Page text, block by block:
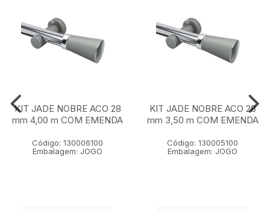
KIT JADE NOBRE ACO 28
mm 4,00 m COM EMENDA
Código: 130006100
Embalagem: JOGO
KIT JADE NOBRE ACO 28
mm 3,50 m COM EMENDA
Código: 130005100
Embalagem: JOGO